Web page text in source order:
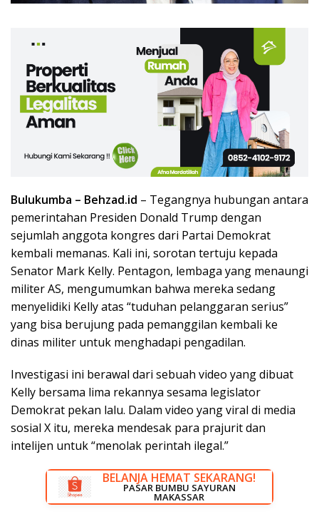
Bulukumba – Behzad.id – Tegangnya hubungan antara
pemerintahan Presiden Donald Trump dengan
sejumlah anggota kongres dari Partai Demokrat
kembali memanas. Kali ini, sorotan tertuju kepada
Senator Mark Kelly. Pentagon, lembaga yang menaungi
militer AS, mengumumkan bahwa mereka sedang
menyelidiki Kelly atas “tuduhan pelanggaran serius”
yang bisa berujung pada pemanggilan kembali ke
dinas militer untuk menghadapi pengadilan.
Investigasi ini berawal dari sebuah video yang dibuat
Kelly bersama lima rekannya sesama legislator
Demokrat pekan lalu. Dalam video yang viral di media
sosial X itu, mereka mendesak para prajurit dan
intelijen untuk “menolak perintah ilegal.”
DISKON BESAR SEKARANG!
RUMAH LISTRIK MAKASSAR
BELANJA HEMAT SEKARANG!
PASAR BUMBU SAYURAN
MAKASSAR